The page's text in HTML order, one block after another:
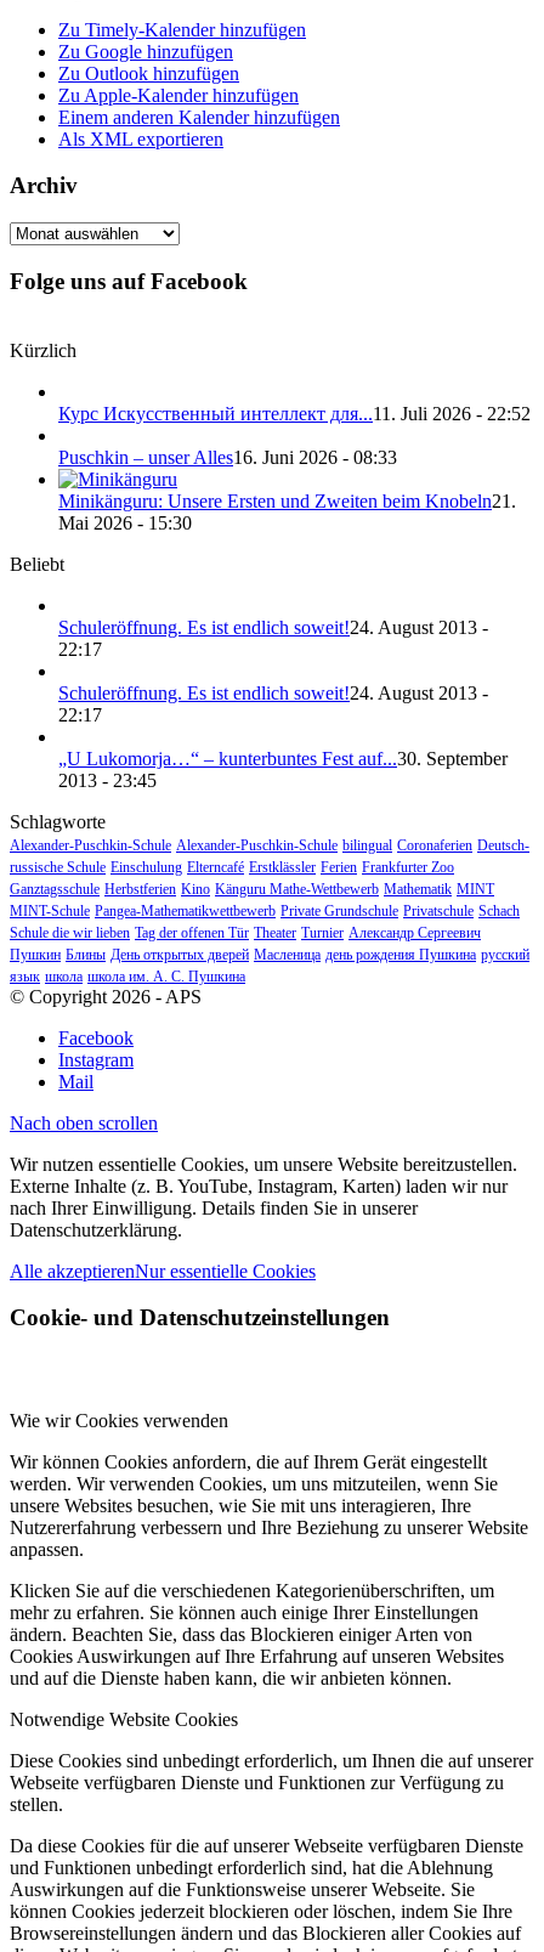
Zu Timely-Kalender hinzufügen
Zu Google hinzufügen
Zu Outlook hinzufügen
Zu Apple-Kalender hinzufügen
Einem anderen Kalender hinzufügen
Als XML exportieren
Archiv
Archiv
Folge uns auf Facebook
Kürzlich
Курс Искусственный интеллект для...11. Juli 2026 - 22:52
Puschkin – unser Alles16. Juni 2026 - 08:33
Minikänguru: Unsere Ersten und Zweiten beim Knobeln21.
Mai 2026 - 15:30
Beliebt
Schuleröffnung. Es ist endlich soweit!24. August 2013 -
22:17
Schuleröffnung. Es ist endlich soweit!24. August 2013 -
22:17
„U Lukomorja…“ – kunterbuntes Fest auf...30. September
2013 - 23:45
Schlagworte
Alexander-Puschkin-Schule Alexander-Puschkin-Schule bilingual Coronaferien Deutsch-
russische Schule Einschulung Elterncafé Erstklässler Ferien Frankfurter Zoo
Ganztagsschule Herbstferien Kino Känguru Mathe-Wettbewerb Mathematik MINT
MINT-Schule Pangea-Mathematikwettbewerb Private Grundschule Privatschule Schach
Schule die wir lieben Tag der offenen Tür Theater Turnier Александр Сергеевич
Пушкин Блины День открытых дверей Масленица день рождения Пушкина русский
язык школа школа им. А. С. Пушкина
© Copyright 2026 - APS
Facebook
Instagram
Mail
Nach oben scrollen
Wir nutzen essentielle Cookies, um unsere Website bereitzustellen.
Externe Inhalte (z. B. YouTube, Instagram, Karten) laden wir nur
nach Ihrer Einwilligung. Details finden Sie in unserer
Datenschutzerklärung.
Alle akzeptierenNur essentielle Cookies
Cookie- und Datenschutzeinstellungen
Wie wir Cookies verwenden
Wir können Cookies anfordern, die auf Ihrem Gerät eingestellt
werden. Wir verwenden Cookies, um uns mitzuteilen, wenn Sie
unsere Websites besuchen, wie Sie mit uns interagieren, Ihre
Nutzererfahrung verbessern und Ihre Beziehung zu unserer Website
anpassen.
Klicken Sie auf die verschiedenen Kategorienüberschriften, um
mehr zu erfahren. Sie können auch einige Ihrer Einstellungen
ändern. Beachten Sie, dass das Blockieren einiger Arten von
Cookies Auswirkungen auf Ihre Erfahrung auf unseren Websites
und auf die Dienste haben kann, die wir anbieten können.
Notwendige Website Cookies
Diese Cookies sind unbedingt erforderlich, um Ihnen die auf unserer
Webseite verfügbaren Dienste und Funktionen zur Verfügung zu
stellen.
Da diese Cookies für die auf unserer Webseite verfügbaren Dienste
und Funktionen unbedingt erforderlich sind, hat die Ablehnung
Auswirkungen auf die Funktionsweise unserer Webseite. Sie
können Cookies jederzeit blockieren oder löschen, indem Sie Ihre
Browsereinstellungen ändern und das Blockieren aller Cookies auf